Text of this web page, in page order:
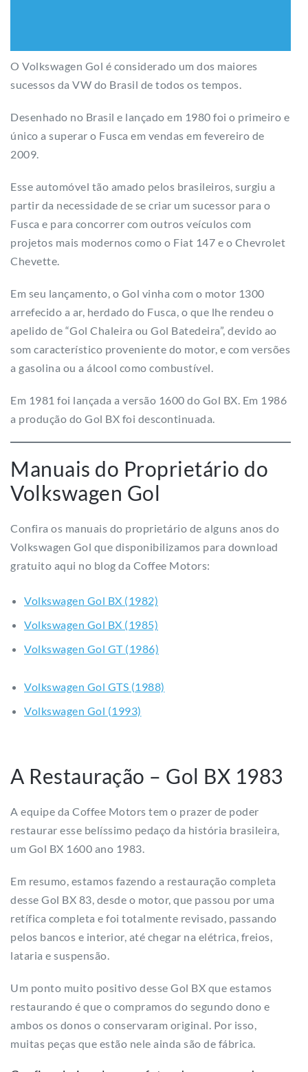
O Volkswagen Gol é considerado um dos maiores
sucessos da VW do Brasil de todos os tempos.
Desenhado no Brasil e lançado em 1980 foi o primeiro e
único a superar o Fusca em vendas em fevereiro de
2009.
Esse automóvel tão amado pelos brasileiros, surgiu a
partir da necessidade de se criar um sucessor para o
Fusca e para concorrer com outros veículos com
projetos mais modernos como o Fiat 147 e o Chevrolet
Chevette.
Em seu lançamento, o Gol vinha com o motor 1300
arrefecido a ar, herdado do Fusca, o que lhe rendeu o
apelido de “Gol Chaleira ou Gol Batedeira”, devido ao
som característico proveniente do motor, e com versões
a gasolina ou a álcool como combustível.
Em 1981 foi lançada a versão 1600 do Gol BX. Em 1986
a produção do Gol BX foi descontinuada.
Manuais do Proprietário do
Volkswagen Gol
Confira os manuais do proprietário de alguns anos do
Volkswagen Gol que disponibilizamos para download
gratuito aqui no blog da Coffee Motors:
Volkswagen Gol BX (1982)
Volkswagen Gol BX (1985)
Volkswagen Gol GT (1986)
Volkswagen Gol GTS (1988)
Volkswagen Gol (1993)
A Restauração – Gol BX 1983
A equipe da Coffee Motors tem o prazer de poder
restaurar esse belíssimo pedaço da história brasileira,
um Gol BX 1600 ano 1983.
Em resumo, estamos fazendo a restauração completa
desse Gol BX 83, desde o motor, que passou por uma
retífica completa e foi totalmente revisado, passando
pelos bancos e interior, até chegar na elétrica, freios,
lataria e suspensão.
Um ponto muito positivo desse Gol BX que estamos
restaurando é que o compramos do segundo dono e
ambos os donos o conservaram original. Por isso,
muitas peças que estão nele ainda são de fábrica.